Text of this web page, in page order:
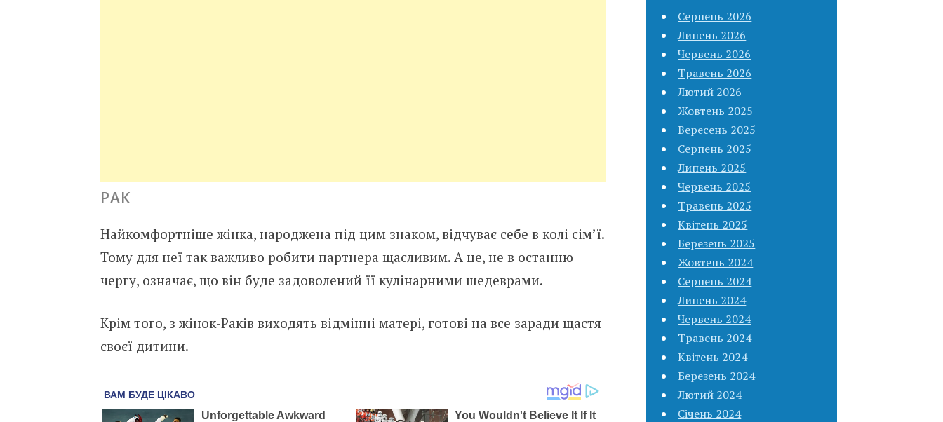
РАК
Найкомфортніше жінка, народжена під цим знаком, відчуває себе в колі сім’ї.
Тому для неї так важливо робити партнера щасливим. А це, не в останню
чергу, означає, що він буде задоволений її кулінарними шедеврами.
Крім того, з жінок-Раків виходять відмінні матері, готові на все заради щастя
своєї дитини.
Серпень 2026
Липень 2026
Червень 2026
Травень 2026
Лютий 2026
Жовтень 2025
Вересень 2025
Серпень 2025
Липень 2025
Червень 2025
Травень 2025
Квітень 2025
Березень 2025
Жовтень 2024
Серпень 2024
Липень 2024
Червень 2024
Травень 2024
Квітень 2024
Березень 2024
Лютий 2024
Січень 2024